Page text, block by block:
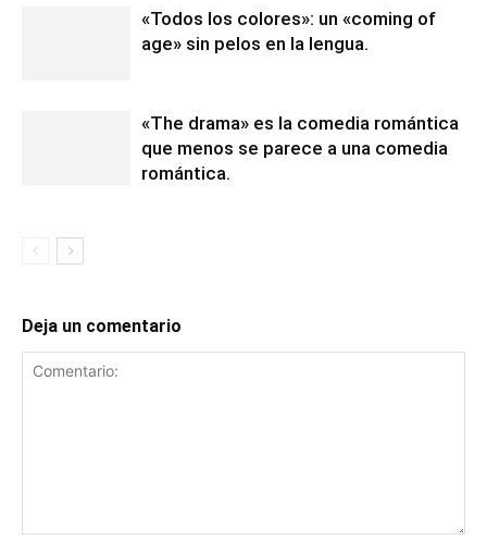
«Todos los colores»: un «coming of
age» sin pelos en la lengua.
«The drama» es la comedia romántica
que menos se parece a una comedia
romántica.
Deja un comentario